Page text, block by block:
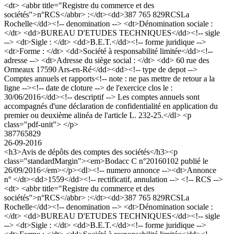
<dt> <abbr title="Registre du commerce et des
sociétés">n°RCS</abbr> :</dt><dd>387 765 829RCSLa
Rochelle</dd><!-- denomination --> <dt>Dénomination sociale :
</dt> <dd>BUREAU D'ETUDES TECHNIQUES</dd><!-- sigle
--> <dt>Sigle : </dt> <dd>B.E.T.</dd><!-- forme juridique -->
<dt>Forme : </dt> <dd>Société à responsabilité limitée</dd><!--
adresse --> <dt>Adresse du siège social : </dt> <dd> 60 rue des
Ormeaux 17590 Ars-en-Ré</dd><dd><!-- type de depot -->
Comptes annuels et rapports<!-- note : ne pas mettre de retour a la
ligne --><!-- date de cloture --> de l'exercice clos le :
30/06/2016</dd><!-- descriptif --> Les comptes annuels sont
accompagnés d'une déclaration de confidentialité en application du
premier ou deuxième alinéa de l'article L. 232-25.</dl> <p
class="pdf-unit"> </p>
387765829
26-09-2016
<h3>Avis de dépôts des comptes des sociétés</h3><p
class="standardMargin"><em>Bodacc C n°20160102 publié le
26/09/2016</em></p><dl><!-- numero annonce --><dt>Annonce
n° </dt><dd>1559</dd><!-- rectificatif, annulation --> <!-- RCS -->
<dt> <abbr title="Registre du commerce et des
sociétés">n°RCS</abbr> :</dt><dd>387 765 829RCSLa
Rochelle</dd><!-- denomination --> <dt>Dénomination sociale :
</dt> <dd>BUREAU D'ETUDES TECHNIQUES</dd><!-- sigle
--> <dt>Sigle : </dt> <dd>B.E.T.</dd><!-- forme juridique -->